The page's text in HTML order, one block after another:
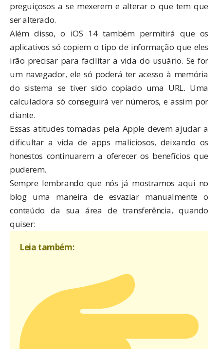
preguiçosos a se mexerem e alterar o que tem que
ser alterado.
Além disso, o iOS 14 também permitirá que os
aplicativos só copiem o tipo de informação que eles
irão precisar para facilitar a vida do usuário. Se for
um navegador, ele só poderá ter acesso à memória
do sistema se tiver sido copiado uma URL. Uma
calculadora só conseguirá ver números, e assim por
diante.
Essas atitudes tomadas pela Apple devem ajudar a
dificultar a vida de apps maliciosos, deixando os
honestos continuarem a oferecer os benefícios que
puderem.
Sempre lembrando que nós já mostramos aqui no
blog uma maneira de esvaziar manualmente o
conteúdo da sua área de transferência, quando
quiser:
Leia também: